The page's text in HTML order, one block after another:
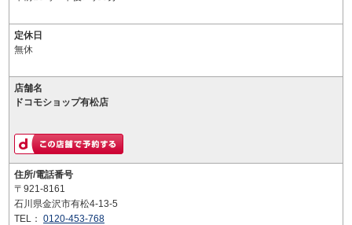
定休日
無休
店舗名
ドコモショップ有松店
住所/電話番号
〒921-8161
石川県金沢市有松4-13-5
TEL： 0120-453-768